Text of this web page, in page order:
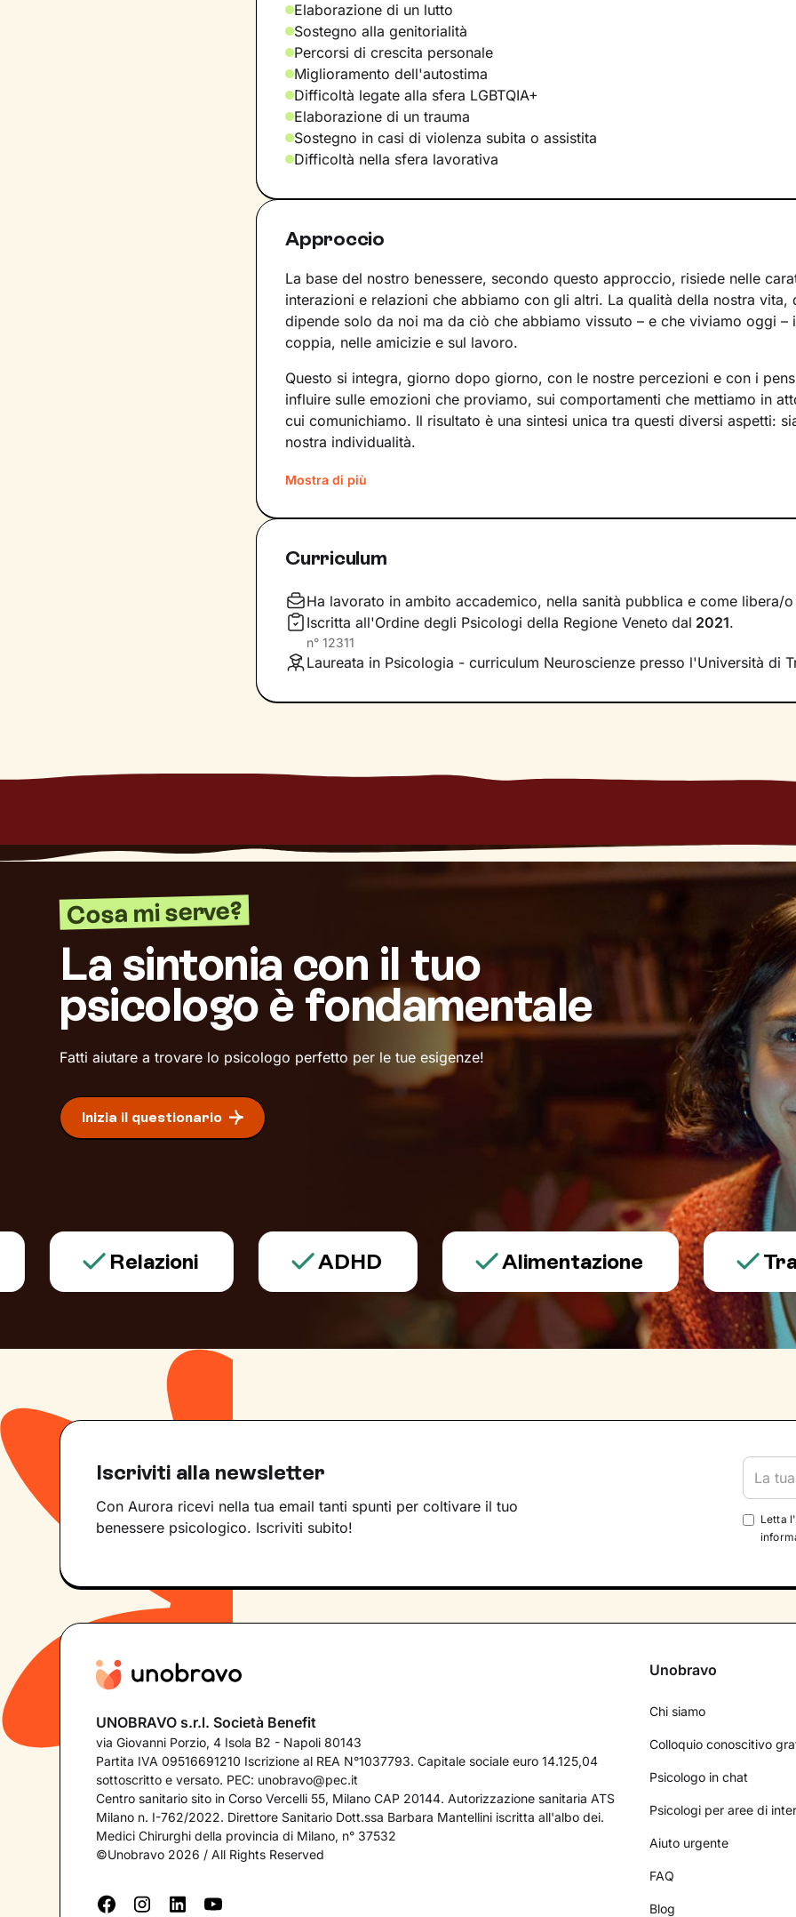
Elaborazione di un lutto
Sostegno alla genitorialità
Percorsi di crescita personale
Miglioramento dell'autostima
Difficoltà legate alla sfera LGBTQIA+
Elaborazione di un trauma
Sostegno in casi di violenza subita o assistita
Difficoltà nella sfera lavorativa
Approccio
La base del nostro benessere, secondo questo approccio, risiede nelle
interazioni e relazioni che abbiamo con gli altri. La qualità della nostra vita,
dipende solo da noi ma da ciò che abbiamo vissuto – e che viviamo oggi –
coppia, nelle amicizie e sul lavoro.
Questo si integra, giorno dopo giorno, con le nostre percezioni e con i
influire sulle emozioni che proviamo, sui comportamenti che mettiamo in
cui comunichiamo. Il risultato è una sintesi unica tra questi diversi aspetti:
nostra individualità.
Sul ponte che si crea tra il mondo interno e quello esterno si inserisce il
del tuo presente. La voglia di cambiamento sarà la motivazione necessaria
comportamenti, alla ricerca di un nuovo livello di consapevolezza.
fondamentale per comprendere cosa cambiare e come farlo. Nello spazio
accoglienza che si creerà, avrai modo di rileggere la tua realtà
inediti che ti permetteranno di affrontare la vita con attitudine ed energia
Mostra di più
Curriculum
Ha lavorato in ambito accademico, nella sanità pubblica e come libera/
Iscritta all'Ordine degli Psicologi della Regione Veneto dal 2021.
n° 12311
Laureata in Psicologia - curriculum Neuroscienze presso l'Università di
Cosa mi serve?
La sintonia con il tuo
psicologo è fondamentale
Fatti aiutare a trovare lo psicologo perfetto per le tue esigenze!
Inizia il questionario
Relazioni ADHD Alimentazione
Iscriviti alla newsletter
Con Aurora ricevi nella tua email tanti spunti per coltivare il tuo
benessere psicologico. Iscriviti subito!
Letta l'
UNOBRAVO s.r.l. Società Benefit
via Giovanni Porzio, 4 Isola B2 - Napoli 80143
Partita IVA 09516691210 Iscrizione al REA N°1037793. Capitale sociale euro 14.125,04
sottoscritto e versato. PEC: unobravo@pec.it
Centro sanitario sito in Corso Vercelli 55, Milano CAP 20144. Autorizzazione sanitaria ATS
Milano n. I-762/2022. Direttore Sanitario Dott.ssa Barbara Mantellini iscritta all'albo dei.
Medici Chirurghi della provincia di Milano, n° 37532
©Unobravo 2026 / All Rights Reserved
Unobravo
Chi siamo
Colloquio conoscitivo
Psicologo in chat
Psicologi per aree di
Aiuto urgente
FAQ
Blog